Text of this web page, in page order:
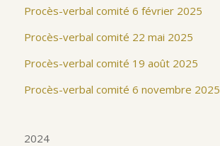
Procès-verbal comité 6 février 2025
Procès-verbal comité 22 mai 2025
Procès-verbal comité 19 août 2025
Procès-verbal comité 6 novembre 2025
2024